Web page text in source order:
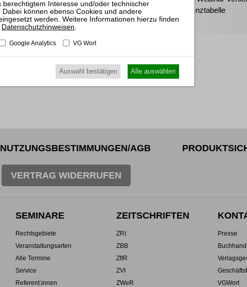
der Insolvenztabelle
NUTZUNGSBESTIMMUNGEN/AGB
VERTRAG WIDERRUFEN
SEMINARE
Rechtsgebiete
Veranstaltungsarten
Alle Termine
Service
Referent:innen
ZEITSCHRIFTEN
ZRI
ZBB
ZfIR
ZVI
ZWeR
Presse
VGWort
Datenschutzhinweisen.
Google Analytics VG Wort
Auswahl bestätigen Alle auswählen